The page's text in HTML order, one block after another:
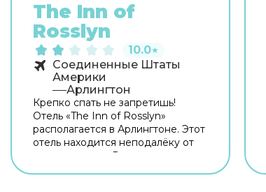
The Inn of
Rosslyn
10.0★
Соединенные Штаты
Америки
Арлингтон
Крепко спать не запретишь!
Отель «The Inn of Rosslyn»
располагается в Арлингтоне. Этот
отель находится неподалёку от
центра города. Рядом с отелем